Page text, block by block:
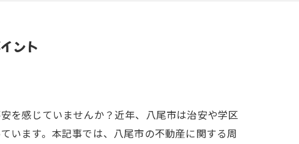
ント
を感じていませんか？近年、八尾市は治安や学区
います。本記事では、八尾市の不動産に関する周